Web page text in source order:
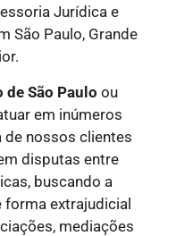
Jurídica e
São Paulo, Grande
de São Paulo ou
em inúmeros
de nossos clientes
disputas entre
buscando a
extrajudicial
mediações